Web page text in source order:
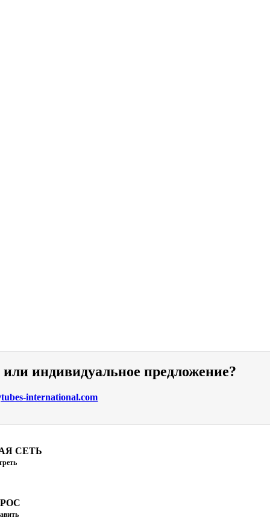
индивидуальное предложение?
international.com
СЕТЬ